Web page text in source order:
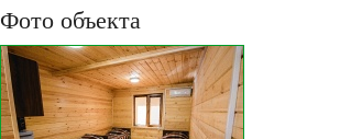
Фото объекта